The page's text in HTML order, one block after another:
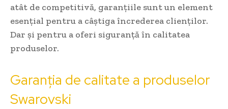
atât de competitivă, garanțiile sunt un element
esențial pentru a câștiga încrederea clienților.
Dar și pentru a oferi siguranță în calitatea
produselor.
Garanția de calitate a produselor
Swarovski